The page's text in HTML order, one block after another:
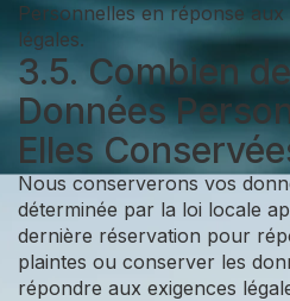
Personnelles en réponse
légales.
3.5. Combien
Données
Elles
Nous conserverons vos
déterminée par la loi locale
dernière réservation pour
plaintes ou conserver les
répondre aux exigences